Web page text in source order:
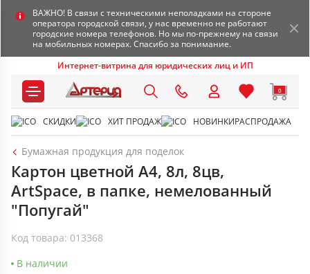
ВАЖНО! В связи с техническими неполадками на стороне
оператора городской связи, у нас временно не работают
городские номера телефонов. Но мы по-прежнему на связи
на мобильных номерах. Спасибо за понимание.
Интернет-витрина для юридических лиц и ИП
0
СКИДКИ ХИТ ПРОДАЖ НОВИНКИРАСПРОДАЖА
Бумажная продукция для поделок
Картон цветной A4, 8л, 8цв,
ArtSpace, в папке, немелованный
"Попугай"
Код товара: 013368
В наличии